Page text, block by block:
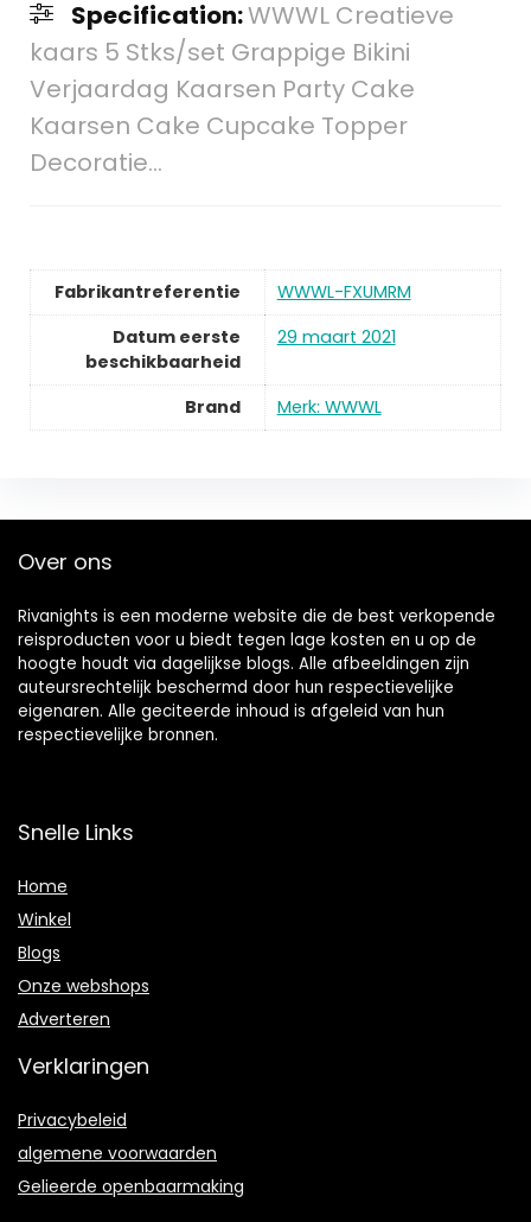
Specification:WWWL Creatieve
kaars 5 Stks/set Grappige Bikini
Verjaardag Kaarsen Party Cake
Kaarsen Cake Cupcake Topper
Decoratie…
Fabrikantreferentie
WWWL-FXUMRM
Datum eerste
beschikbaarheid
29 maart 2021
Brand Merk: WWWL
Over ons
Rivanights is een moderne website die de best verkopende
reisproducten voor u biedt tegen lage kosten en u op de
hoogte houdt via dagelijkse blogs. Alle afbeeldingen zijn
auteursrechtelijk beschermd door hun respectievelijke
eigenaren. Alle geciteerde inhoud is afgeleid van hun
respectievelijke bronnen.
Snelle Links
Home
Winkel
Blogs
Onze webshops
Adverteren
Verklaringen
Privacybeleid
algemene voorwaarden
Gelieerde openbaarmaking